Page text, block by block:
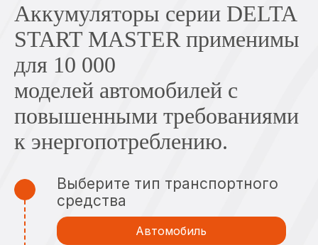
Аккумуляторы серии DELTA
START MASTER применимы
для 10 000
моделей автомобилей с
повышенными требованиями
к энергопотреблению.
Выберите тип транспортного
средства
Автомобиль